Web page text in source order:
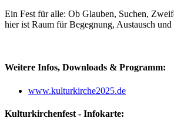
Ein Fest für alle: Ob Glauben, Suchen,
hier ist Raum für Begegnung, Austausch
Weitere Infos, Downloads & Programm:
www.kulturkirche2025.de
Kulturkirchenfest - Infokarte: